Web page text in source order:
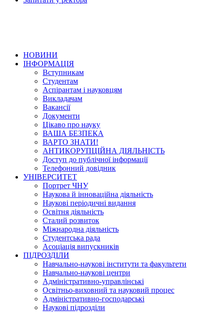
НОВИНИ
ІНФОРМАЦІЯ
Вступникам
Студентам
Аспірантам і науковцям
Викладачам
Вакансії
Документи
Цікаво про науку
ВАША БЕЗПЕКА
ВАРТО ЗНАТИ!
АНТИКОРУПЦІЙНА ДІЯЛЬНІСТЬ
Доступ до публічної інформації
Телефонний довідник
УНІВЕРСИТЕТ
Портрет ЧНУ
Наукова й інноваційна діяльність
Наукові періодичні видання
Освітня діяльність
Сталий розвиток
Міжнародна діяльність
Студентська рада
Асоціація випускників
ПІДРОЗДІЛИ
Навчально-наукові інститути та факультети
Навчально-наукові центри
Адміністративно-управлінські
Освітньо-виховний та науковий процес
Адміністративно-господарські
Наукові підрозділи